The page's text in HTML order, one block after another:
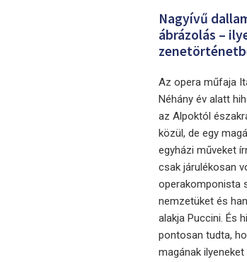
Nagyívű
ábrázolás –
Az opera műfaja
Néhány év alatt
az Alpoktól
közül, de egy
egyházi műveket
csak járulékosan
operakomponista
nemzetüket és
alakja Puccini. És
pontosan tudta,
magának